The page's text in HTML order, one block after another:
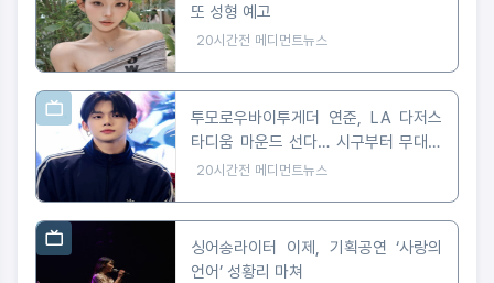
또 성형 예고
20시간전 메디먼트뉴스
투모로우바이투게더 연준, LA 다저스
타디움 마운드 선다… 시구부터 무대까
지
20시간전 메디먼트뉴스
싱어송라이터 이제, 기획공연 ‘사랑의
언어’ 성황리 마쳐